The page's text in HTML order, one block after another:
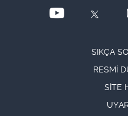
SIKÇA
RESMİ
SİTE